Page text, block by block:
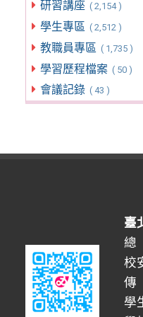
研習講座 ( 2,154 )
學生專區 ( 2,512 )
教職員專區 ( 1,735 )
學習歷程檔案 ( 50 )
會議記錄 ( 43 )
臺
總
校
傳
學